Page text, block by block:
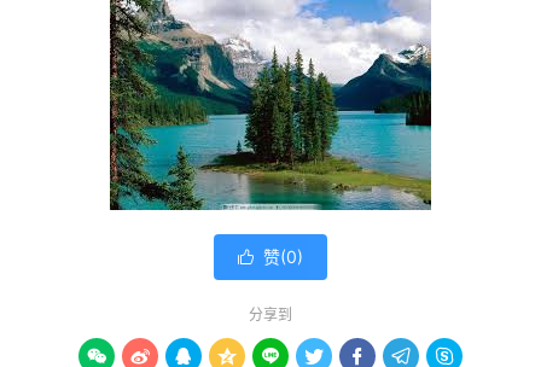
 赞(0)
分享到
        